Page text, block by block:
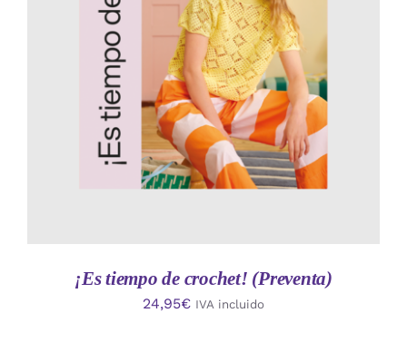
AÑADIR AL CARRITO
/
DETALLES
¡Es tiempo de crochet! (Preventa)
24,95€ IVA incluido